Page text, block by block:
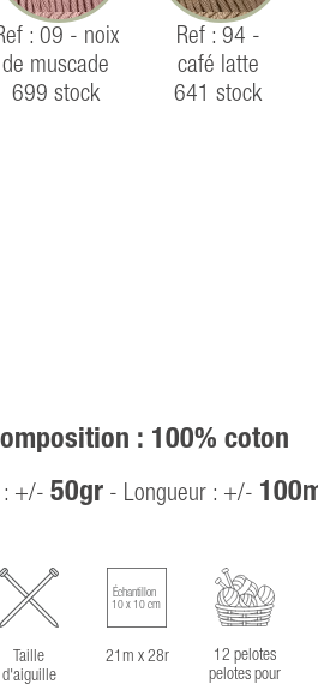
: 09 - noix
de muscade
699 stock
Ref : 94 -
café latte
641 stock
: 100% coton
: +/- 50gr - Longueur : +/-
Taille
d'aiguille
Échantillon
10 x 10 cm
21m x 28r
12 pelotes
pelotes pour